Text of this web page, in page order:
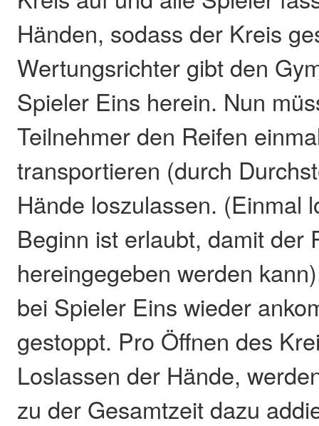
Händen, sodass der Kreis
Wertungsrichter gibt den
Spieler Eins herein. Nun
Teilnehmer den Reifen
transportieren (durch
Hände loszulassen. (Einmal
Beginn ist erlaubt, damit der
hereingegeben werden
bei Spieler Eins wieder
gestoppt. Pro Öffnen des
Loslassen der Hände,
zu der Gesamtzeit dazu